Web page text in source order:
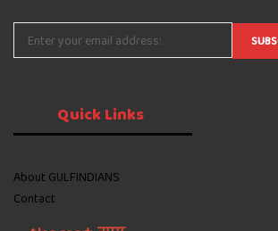
Quick Links
About GULFINDIANS
Contact